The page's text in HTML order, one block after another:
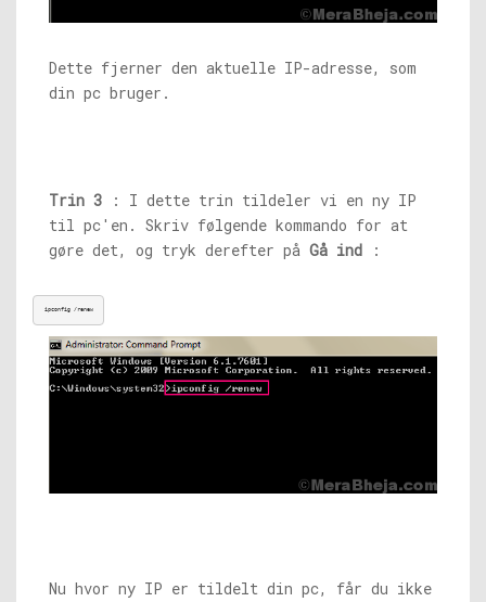
Dette fjerner den aktuelle IP-adresse, som
din pc bruger.
Trin 3 : I dette trin tildeler vi en ny IP
til pc'en. Skriv følgende kommando for at
gøre det, og tryk derefter på Gå ind :
ipconfig /renew
Nu hvor ny IP er tildelt din pc, får du ikke